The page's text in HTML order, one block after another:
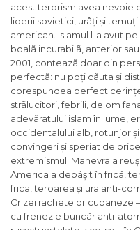
acest terorism avea nevoie
liderii sovietici, urâți și
american. Islamul l-a avut
boalã incurabilã, anterior
2001, conteazã doar din
perfectã: nu poți cãuta și
corespundea perfect
strãlucitori, febrili, de om
adevãratului islam în lume,
occidentalului alb, rotunjor
convingeri și speriat de
extremismul. Manevra a
America a depãșit în fricã,
frica, teroarea și ura anti-
Crizei rachetelor cubaneze
cu frenezie buncãr anti-